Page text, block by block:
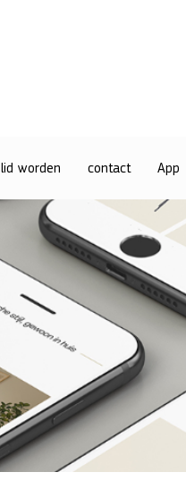
lid worden contact App